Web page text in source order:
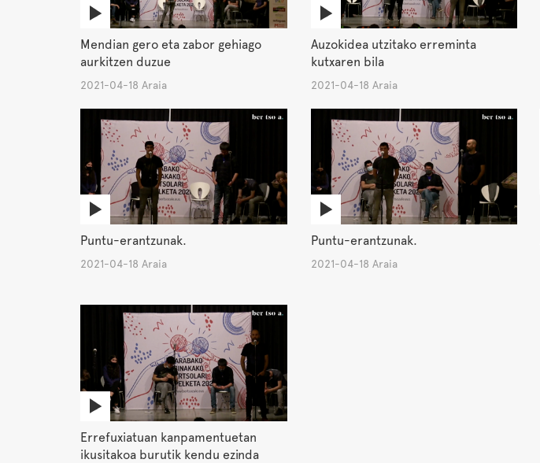
Mendian gero eta zabor gehiago
aurkitzen duzue
2021-04-18 Araia
Auzokidea utzitako erreminta
kutxaren bila
2021-04-18 Araia
Puntu-erantzunak.
2021-04-18 Araia
Puntu-erantzunak.
2021-04-18 Araia
Errefuxiatuan kanpamentuetan
ikusitakoa burutik kendu ezinda